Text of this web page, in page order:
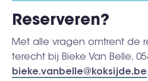
Reserveren?
Met alle vragen omtrent de
terecht bij Bieke Van Belle,
bieke.vanbelle@koksijde.be.